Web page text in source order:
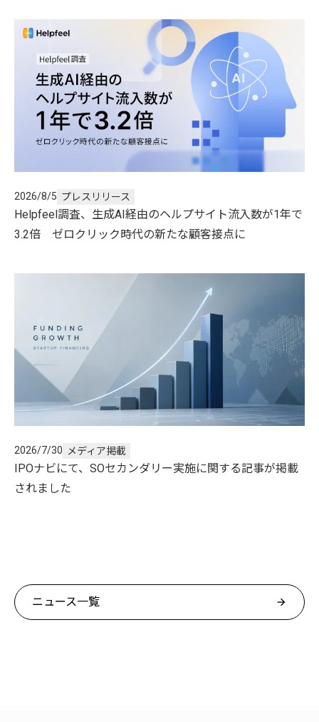
2026/8/5 プレスリリース
Helpfeel調査、生成AI経由のヘルプサイト流入数が1年で
3.2倍 ゼロクリック時代の新たな顧客接点に
2026/7/30 メディア掲載
IPOナビにて、SOセカンダリー実施に関する記事が掲載
されました
ニュース一覧 arrow_forward